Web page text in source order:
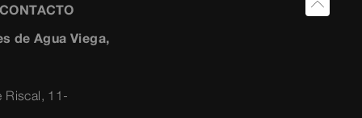
de Agua Viega,
Riscal, 11-